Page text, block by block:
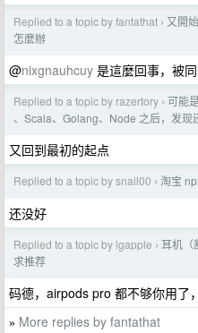
Replied to a topic by fantathat › 又開
怎麼辦
@nixgnauhcuy 是這麼回事，被
Replied to a topic by razertory › 可能
、Scala、Golang、Node 之后，发现
又回到最初的起点
Replied to a topic by snail00 › 淘宝
还没好
Replied to a topic by lgapple › 耳机（
求推荐
码德，airpods pro 都不够你用了
» More replies by fantathat